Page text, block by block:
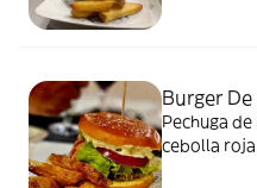
Burger De
Pechuga
cebolla roja